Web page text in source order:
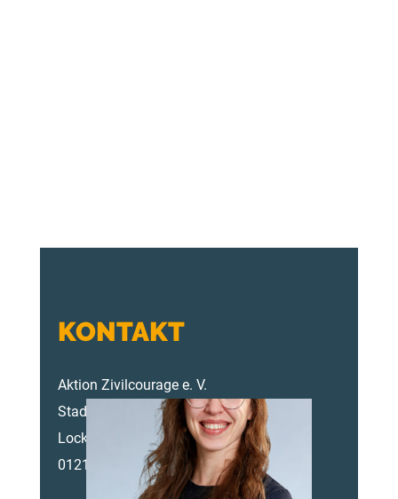
KONTAKT
Aktion Zivilcourage e. V.
Stadtteile-Netzwerk Dresden
Lockwitzer Straße 4
01219 Dresden